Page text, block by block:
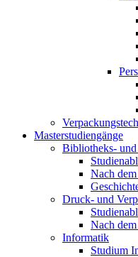
Masterstudiengänge
Bibliotheks-
Nach
Druck- und
Nach
Informatik
Studium